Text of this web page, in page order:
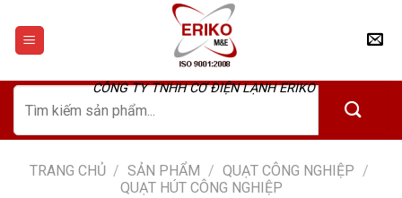
content
CÔNG TY TNHH CƠ ĐIỆN LẠNH ERIKO
kiếm:
TRANG CHỦ / SẢN PHẨM / QUẠT CÔNG NGHIỆP /
QUẠT HÚT CÔNG NGHIỆP